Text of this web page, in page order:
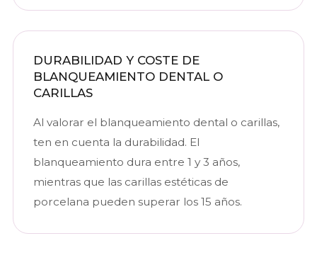
DURABILIDAD Y COSTE DE
BLANQUEAMIENTO DENTAL O
CARILLAS
Al valorar el blanqueamiento dental o carillas,
ten en cuenta la durabilidad. El
blanqueamiento dura entre 1 y 3 años,
mientras que las carillas estéticas de
porcelana pueden superar los 15 años.